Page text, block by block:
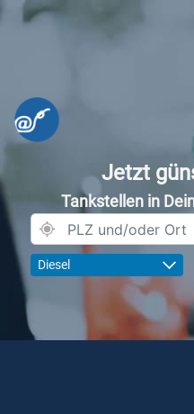
Jetzt
Tankstellen in
Diesel